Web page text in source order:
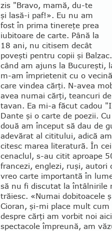
zis "Bravo, mamă, du-te
şi lasă-i paf!». Eu nu am
fost în prima tinereţe prea
iubitoare de carte. Până la
18 ani, nu citisem decât
poveşti pentru copii şi
când am ajuns la Bucureşti,
m-am împrietenit cu o
care vindea cărţi. N-avea
avea numai cărţi, teancuri
tavan. Ea mi-a făcut cadou
Dante şi o carte de po­ezii.
două am în­ceput să dau de
adevărat al cititului, adică
ci­tesc marea literatură. În
cenaclul, s-au citit aproape
francezi, en­glezi, ruşi,
vreo carte im­portantă în
să nu fi discutat la întâlnirile
trăiesc. «Numai do­bitoacele
Cioran, şi-mi place mult
despre cărţi am vorbit noi
spectacole împreună, am